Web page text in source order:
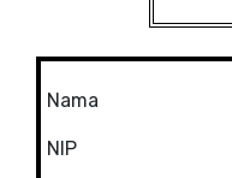
Nama :
NIP